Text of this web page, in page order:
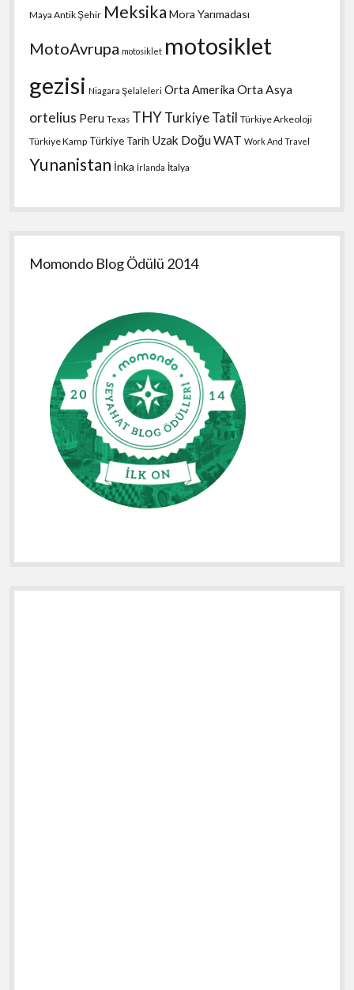
Maya Antik Şehir Meksika Mora Yarımadası
MotoAvrupa motosiklet motosiklet
gezisi Niagara Şelaleleri Orta Amerika Orta Asya
ortelius Peru Texas THYTurkiye Tatil Türkiye Arkeoloji
Türkiye Kamp Türkiye Tarih Uzak DoğuWAT Work And Travel
Yunanistan İnka İrlanda İtalya
Momondo Blog Ödülü 2014